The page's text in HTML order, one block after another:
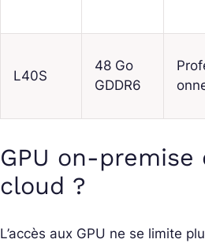
L40S
48 Go
GDDR6
GPU on-premise
cloud ?
L’accès aux GPU ne se limite